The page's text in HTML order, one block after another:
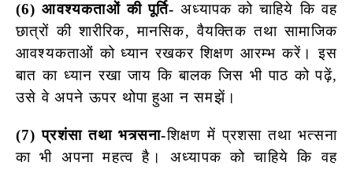
(6) आवश्यकताओं की पूर्ति-अध्यापक को चाहिये कि वह
छात्रों की शारीरिक, मानसिक, वैयक्तिक तथा सामाजिक
आवश्यकताओं को ध्यान रखकर शिक्षण आरम्भ करें। इस
बात का ध्यान रखा जाय कि बालक जिस भी पाठ को पढ़ें,
उसे वे अपने ऊपर थोपा हुआ न समझें।
(7) प्रशंसा तथा भत्र्सना-शिक्षण में प्रशसा तथा भत्सना
का भी अपना महत्व है। अध्यापक को चाहिये कि वह